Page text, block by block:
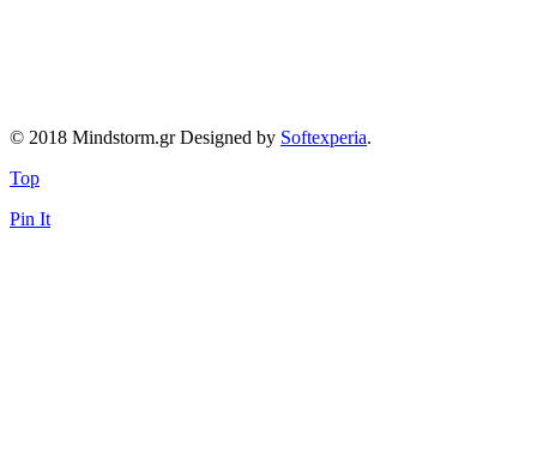
© 2018 Mindstorm.gr Designed by Softexperia.
Top
Pin It